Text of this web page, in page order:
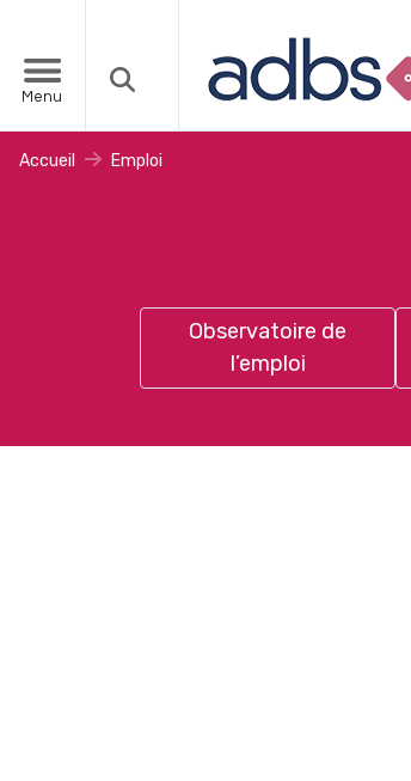
Menu
Accueil Emploi
Observatoire de
l’emploi